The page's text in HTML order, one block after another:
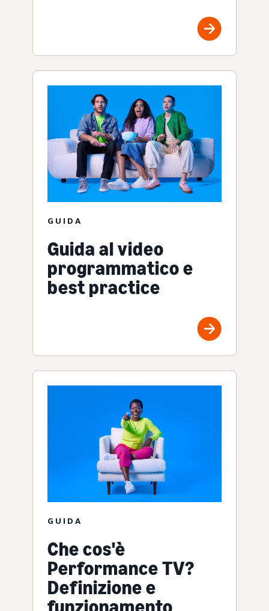
GUIDA
Guida al video
programmatico e
best practice
GUIDA
Che cos'è
Performance TV?
Definizione e